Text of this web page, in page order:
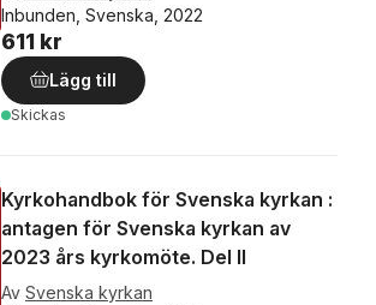
Inbunden, Svenska, 2022
611 kr
Lägg till
Skickas
Kyrkohandbok för Svenska kyrkan :
antagen för Svenska kyrkan av
2023 års kyrkomöte. Del II
Av Svenska kyrkan